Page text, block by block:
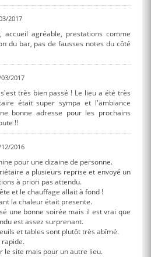
2017
agréable, prestations comme
du bar, pas de fausses notes du côté
2017
très bien passé ! Le lieu a été très
était super sympa et l'ambiance
bonne adresse pour les prochains
!!
2016
pour une dizaine de personne.
a plusieurs reprise et envoyé un
à priori pas attendu.
et le chauffage allait à fond !
la chaleur était presente.
une bonne soirée mais il est vrai que
est assez surprenant.
et tables sont plutôt très abîmé.
rapide.
le site mais pour un autre lieu.